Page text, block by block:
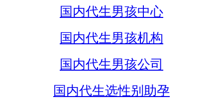
国内代生男孩中心
国内代生男孩机构
国内代生男孩公司
国内代生选性别助孕